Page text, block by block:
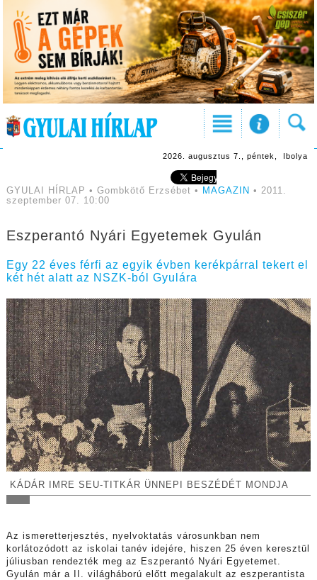
2026. augusztus 7., péntek, Ibolya
GYULAI HÍRLAP • Gombkötő Erzsébet • MAGAZIN • 2011.
szeptember 07. 10:00
Eszperantó Nyári Egyetemek Gyulán
Egy 22 éves férfi az egyik évben kerékpárral tekert el
két hét alatt az NSZK-ból Gyulára
KÁDÁR IMRE SEU-TITKÁR ÜNNEPI BESZÉDÉT MONDJA
Az ismeretterjesztés, nyelvoktatás városunkban nem
korlátozódott az iskolai tanév idejére, hiszen 25 éven keresztül
júliusban rendezték meg az Eszperantó Nyári Egyetemet.
Gyulán már a II. világháború előtt megalakult az eszperantista